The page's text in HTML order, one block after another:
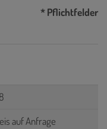
* Pflichtfelder
auf Anfrage